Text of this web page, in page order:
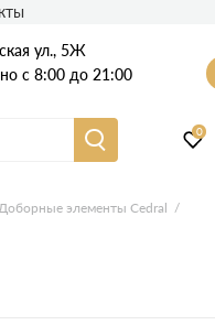
ул., 5Ж
с 8:00 до 21:00
0
Доборные элементы Cedral